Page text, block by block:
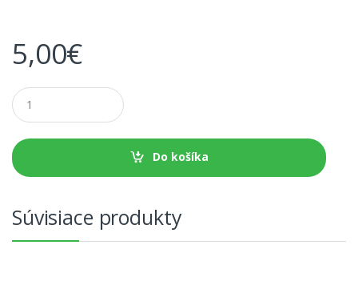
5,00€
M
n
o
s
t
Do košíka
Súvisiace produkty